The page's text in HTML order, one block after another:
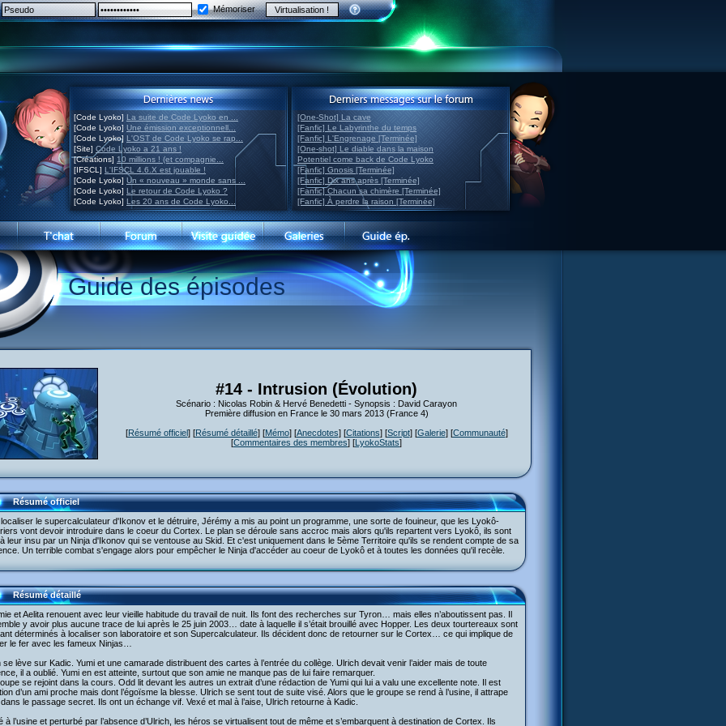
Mémoriser
[Code Lyoko] La suite de Code Lyoko en ...
[Code Lyoko] Une émission exceptionnell...
[Code Lyoko] L'OST de Code Lyoko se rap...
[Site] Code Lyoko a 21 ans !
[Créations] 10 millions ! (et compagnie...
[IFSCL] L'IFSCL 4.6.X est jouable !
[Code Lyoko] Un « nouveau » monde sans ...
[Code Lyoko] Le retour de Code Lyoko ?
[Code Lyoko] Les 20 ans de Code Lyoko...
[One-Shot] La cave
[Fanfic] Le Labyrinthe du temps
[Fanfic] L'Engrenage [Terminée]
[One-shot] Le diable dans la maison
Potentiel come back de Code Lyoko
[Fanfic] Gnosis [Terminée]
[Fanfic] Dix ans après [Terminée]
[Fanfic] Chacun sa chimère [Terminée]
[Fanfic] À perdre la raison [Terminée]
Guide des épisodes
#14 - Intrusion (Évolution)
Scénario : Nicolas Robin & Hervé Benedetti - Synopsis : David Carayon
Première diffusion en France le 30 mars 2013 (France 4)
[Résumé officiel] [Résumé détaillé] [Mémo] [Anecdotes] [Citations] [Script] [Galerie] [Communauté]
[Commentaires des membres] [LyokoStats]
Résumé officiel
le supercalculateur d'Ikonov et le détruire, Jérémy a mis au point un programme, une sorte de fouineur, que les Lyokô-
vont devoir introduire dans le coeur du Cortex. Le plan se déroule sans accroc mais alors qu'ils repartent vers Lyokô, ils sont
leur insu par un Ninja d'Ikonov qui se ventouse au Skid. Et c'est uniquement dans le 5ème Territoire qu'ils se rendent compte de sa
Un terrible combat s'engage alors pour empêcher le Ninja d'accéder au coeur de Lyokô et à toutes les données qu'il recèle.
Résumé détaillé
et Aelita renouent avec leur vieille habitude du travail de nuit. Ils font des recherches sur Tyron… mais elles n’aboutissent pas. Il
y avoir plus aucune trace de lui après le 25 juin 2003… date à laquelle il s’était brouillé avec Hopper. Les deux tourtereaux sont
déterminés à localiser son laboratoire et son Supercalculateur. Ils décident donc de retourner sur le Cortex… ce qui implique de
le fer avec les fameux Ninjas…
se lève sur Kadic. Yumi et une camarade distribuent des cartes à l’entrée du collège. Ulrich devait venir l’aider mais de toute
il a oublié. Yumi en est atteinte, surtout que son amie ne manque pas de lui faire remarquer.
se rejoint dans la cours. Odd lit devant les autres un extrait d’une rédaction de Yumi qui lui a valu une excellente note. Il est
d’un ami proche mais dont l’égoïsme la blesse. Ulrich se sent tout de suite visé. Alors que le groupe se rend à l’usine, il attrape
dans le passage secret. Ils ont un échange vif. Vexé et mal à l’aise, Ulrich retourne à Kadic.
à l’usine et perturbé par l’absence d’Ulrich, les héros se virtualisent tout de même et s’embarquent à destination de Cortex. Ils